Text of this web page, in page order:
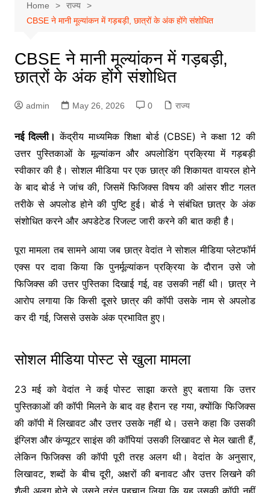
Home
राज्य
CBSE ने मानी मूल्यांकन में गड़बड़ी, छात्रों के अंक होंगे संशोधित
CBSE ने मानी मूल्यांकन में गड़बड़ी,
छात्रों के अंक होंगे संशोधित
admin May 26, 2026 0 राज्य
नई दिल्ली। केंद्रीय माध्यमिक शिक्षा बोर्ड (CBSE) ने कक्षा 12 की
उत्तर पुस्तिकाओं के मूल्यांकन और अपलोडिंग प्रक्रिया में गड़बड़ी
स्वीकार की है। सोशल मीडिया पर एक छात्र की शिकायत वायरल होने
के बाद बोर्ड ने जांच की, जिसमें फिजिक्स विषय की आंसर शीट गलत
तरीके से अपलोड होने की पुष्टि हुई। बोर्ड ने संबंधित छात्र के अंक
संशोधित करने और अपडेटेड रिजल्ट जारी करने की बात कही है।
पूरा मामला तब सामने आया जब छात्र वेदांत ने सोशल मीडिया प्लेटफॉर्म
एक्स पर दावा किया कि पुनर्मूल्यांकन प्रक्रिया के दौरान उसे जो
फिजिक्स की उत्तर पुस्तिका दिखाई गई, वह उसकी नहीं थी। छात्र ने
आरोप लगाया कि किसी दूसरे छात्र की कॉपी उसके नाम से अपलोड
कर दी गई, जिससे उसके अंक प्रभावित हुए।
सोशल मीडिया पोस्ट से खुला मामला
23 मई को वेदांत ने कई पोस्ट साझा करते हुए बताया कि उत्तर
पुस्तिकाओं की कॉपी मिलने के बाद वह हैरान रह गया, क्योंकि फिजिक्स
की कॉपी में लिखावट और उत्तर उसके नहीं थे। उसने कहा कि उसकी
इंग्लिश और कंप्यूटर साइंस की कॉपियां उसकी लिखावट से मेल खाती हैं,
लेकिन फिजिक्स की कॉपी पूरी तरह अलग थी। वेदांत के अनुसार,
लिखावट, शब्दों के बीच दूरी, अक्षरों की बनावट और उत्तर लिखने की
शैली अलग होने से उसने तुरंत पहचान लिया कि यह उसकी कॉपी नहीं